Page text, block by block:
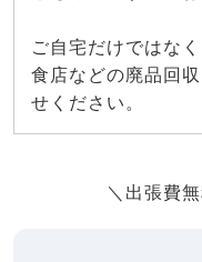
ご自宅だけではな
食店などの廃品回
せください。
＼出張費